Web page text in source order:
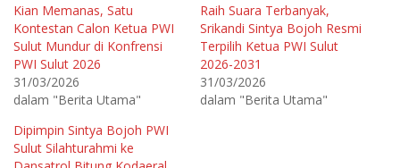
b
r
b
a
g
p
a
d
T
w
i
t
m
e
m
b
a
g
a
n
i
F
a
c
Kian Memanas, Satu
Kontestan Calon Ketua PWI
Sulut Mundur di Konfrensi
PWI Sulut 2026
31/03/2026
dalam "Berita Utama"
Raih Suara Terbanyak,
Srikandi Sintya Bojoh Resmi
Terpilih Ketua PWI Sulut
2026-2031
31/03/2026
dalam "Berita Utama"
Dipimpin Sintya Bojoh PWI
Sulut Silahturahmi ke